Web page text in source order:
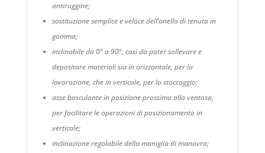
antiruggine;
sostituzione semplice e veloce dell’anello di tenuta in
gomma;
inclinabile da 0° a 90°, così da poter sollevare e
depositare materiali sia in orizzontale, per la
lavorazione, che in verticale, per lo stoccaggio;
asse basculante in posizione prossima alla ventosa,
per facilitare le operazioni di posizionamento in
verticale;
inclinazione regolabile della maniglia di manovra;